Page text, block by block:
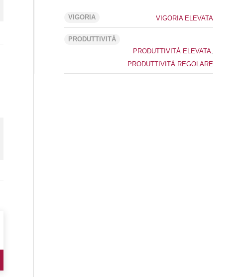
VIGORIA VIGORIA ELEVATA
PRODUTTIVITÀ
PRODUTTIVITÀ ELEVATA
PRODUTTIVITÀ REGOLARE